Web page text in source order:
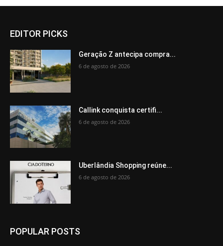
EDITOR PICKS
Geração Z antecipa compra...
6 de agosto de 2026
Callink conquista certifi...
6 de agosto de 2026
Uberlândia Shopping reúne...
6 de agosto de 2026
POPULAR POSTS